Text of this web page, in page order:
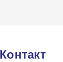
Контакт